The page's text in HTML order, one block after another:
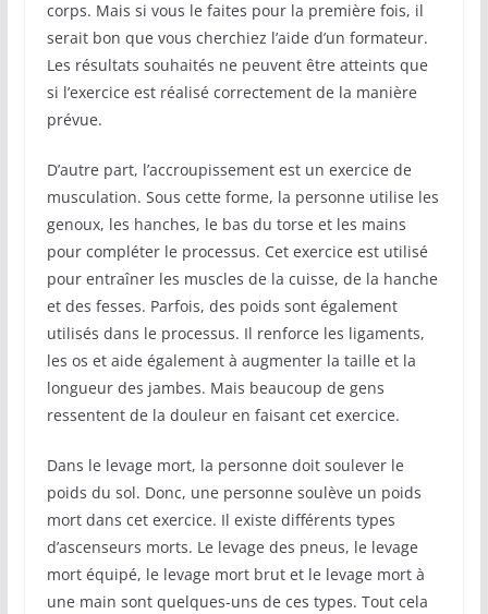
corps. Mais si vous le faites pour la première fois, il
serait bon que vous cherchiez l’aide d’un formateur.
Les résultats souhaités ne peuvent être atteints que
si l’exercice est réalisé correctement de la manière
prévue.
D’autre part, l’accroupissement est un exercice de
musculation. Sous cette forme, la personne utilise les
genoux, les hanches, le bas du torse et les mains
pour compléter le processus. Cet exercice est utilisé
pour entraîner les muscles de la cuisse, de la hanche
et des fesses. Parfois, des poids sont également
utilisés dans le processus. Il renforce les ligaments,
les os et aide également à augmenter la taille et la
longueur des jambes. Mais beaucoup de gens
ressentent de la douleur en faisant cet exercice.
Dans le levage mort, la personne doit soulever le
poids du sol. Donc, une personne soulève un poids
mort dans cet exercice. Il existe différents types
d’ascenseurs morts. Le levage des pneus, le levage
mort équipé, le levage mort brut et le levage mort à
une main sont quelques-uns de ces types. Tout cela